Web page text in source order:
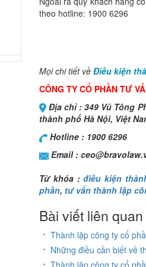
theo hotline: 1900 6296
Mọi chi tiết về Điều kiện
CÔNG TY CỔ PHẦN TƯ
Địa chỉ : 349 Vũ Tông
thành phố Hà Nội, Việt
Hotline : 1900 6296
Email :
Từ khóa :điều kiện
phần, tư vấn thành lập
Bài viết liên quan
Thành lập công ty cổ
Những điều cần biết về